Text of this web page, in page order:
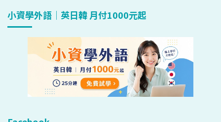
小資學外語｜英日韓 月付1000元起